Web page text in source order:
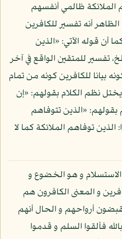
الملائكة ظالمي أنفسهم
الظاهر أنه تفسير للكافرين
أن قوله الآتي: «الذين
تفسير للمتقين الواقع في آخر
بيانا للكافرين كونه من تمام
نظم الكلام بقولهم: «إن
بقولهم: «الذين تتوفاهم
الذين توفاهم الملائكة كما لا
و هو الخضوع و
و المعنى الكافرون هم
أرواحهم و الحال أنهم
فألقوا السلم و قدموا